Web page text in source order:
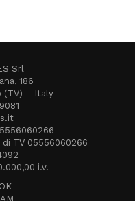
Srl
186
(TV) – Italy
TV 05556060266
i.v.